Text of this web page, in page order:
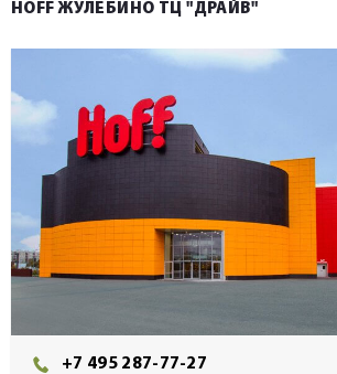
HOFF ЖУЛЕБИНО ТЦ "ДРАЙВ"
+7 495 287-77-27